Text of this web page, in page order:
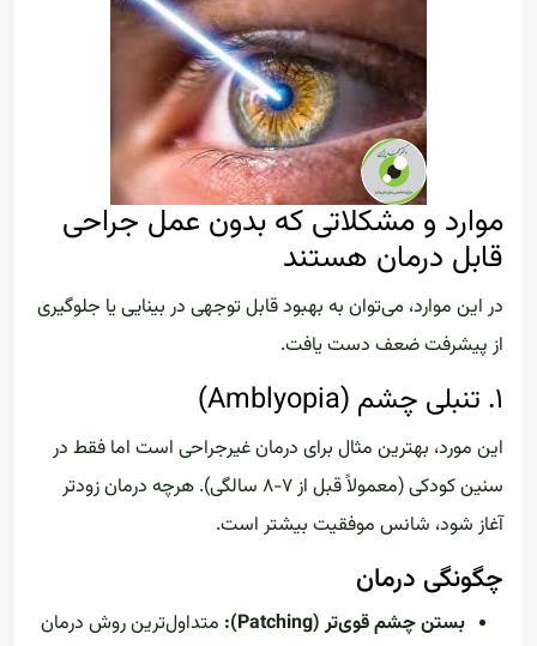
موارد و مشکلاتی که بدون عمل جراحی
قابل درمان هستند
در این موارد، می‌توان به بهبود قابل توجهی در بینایی یا جلوگیری
از پیشرفت ضعف دست یافت.
۱. تنبلی چشم (Amblyopia)
این مورد، بهترین مثال برای درمان غیرجراحی است اما فقط در
سنین کودکی (معمولاً قبل از ۷-۸ سالگی). هرچه درمان زودتر
آغاز شود، شانس موفقیت بیشتر است.
چگونگی درمان
بستن چشم قوی‌تر (Patching):
متداول‌ترین روش درمان